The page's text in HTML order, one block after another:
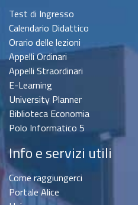
Test di Ingresso
Calendario Didattico
Orario delle lezioni
Appelli Ordinari
Appelli Straordinari
E-Learning
University Planner
Biblioteca Economia
Polo Informatico 5
Info e servizi utili
Come raggiungerci
Portale Alice